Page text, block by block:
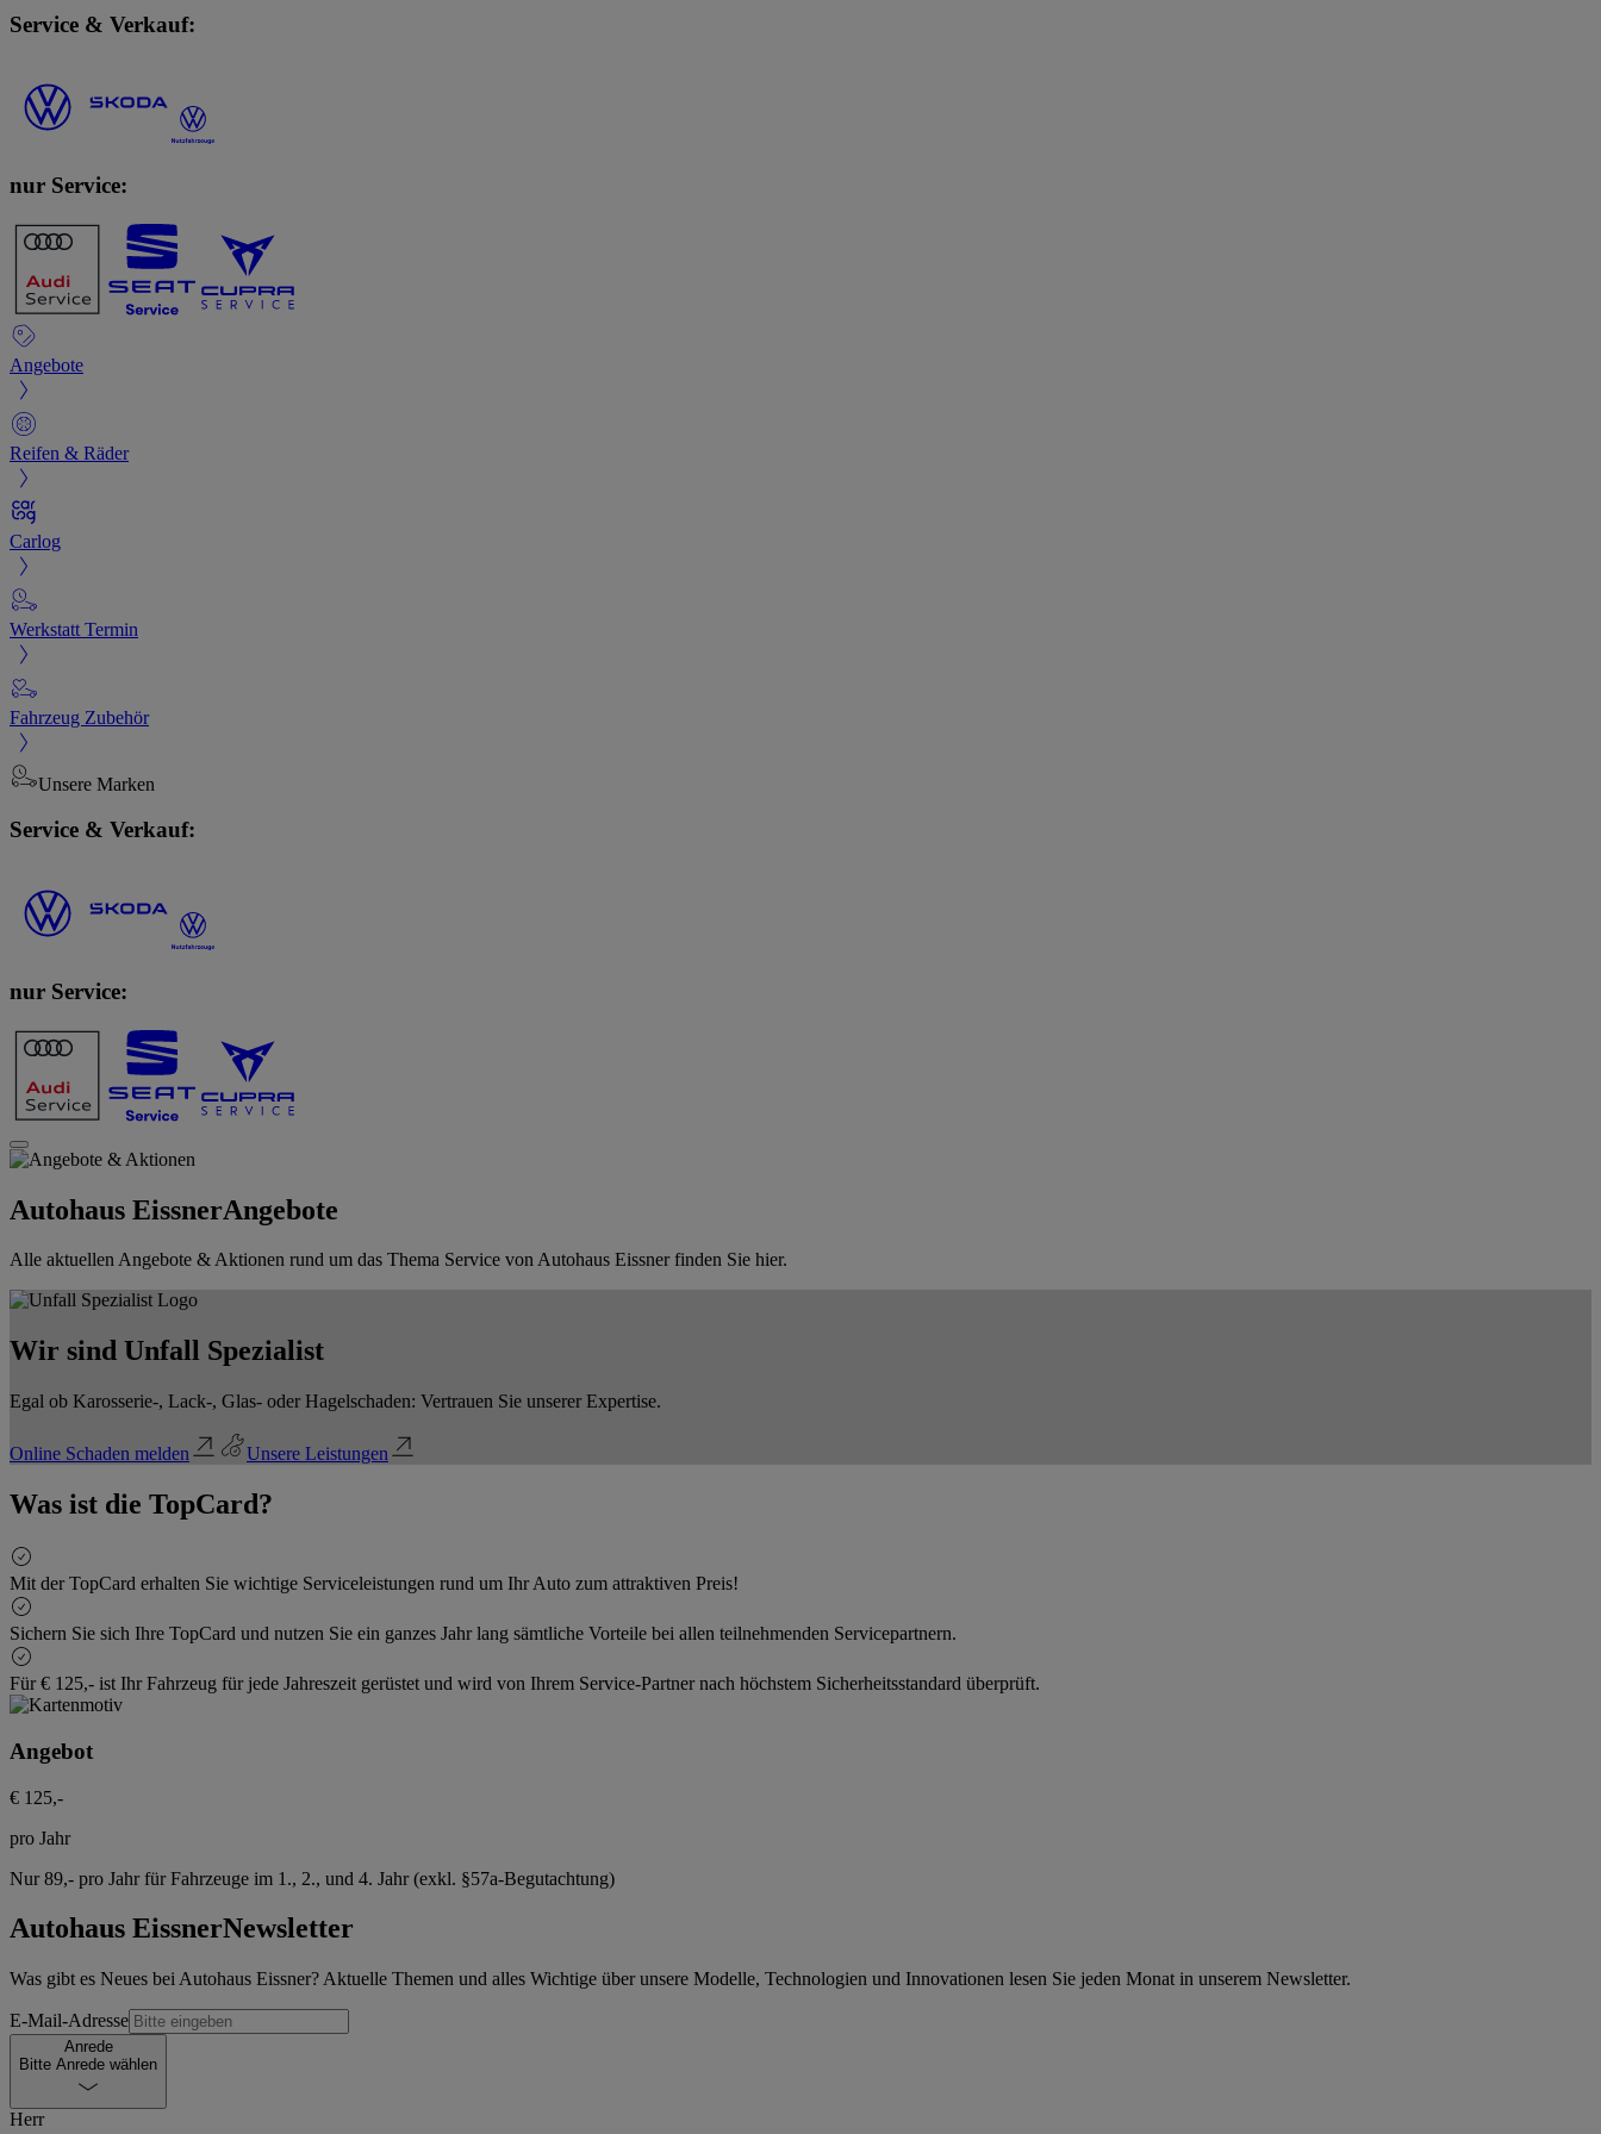
Service & Verkauf:
nur Service:
Angebote
Reifen & Räder
Carlog
Werkstatt Termin
Fahrzeug Zubehör
Unsere Marken
Service & Verkauf:
nur Service:
Autohaus EissnerAngebote
Alle aktuellen Angebote & Aktionen rund um das Thema Service von Autohaus Eissner finden Sie hier.
Wir sind Unfall Spezialist
Egal ob Karosserie-, Lack-, Glas- oder Hagelschaden: Vertrauen Sie unserer Expertise.
Online Schaden melden Unsere Leistungen
Was ist die TopCard?
Mit der TopCard erhalten Sie wichtige Serviceleistungen rund um Ihr Auto zum attraktiven Preis!
Sichern Sie sich Ihre TopCard und nutzen Sie ein ganzes Jahr lang sämtliche Vorteile bei allen teilnehmenden Servicepartnern.
Für € 125,- ist Ihr Fahrzeug für jede Jahreszeit gerüstet und wird von Ihrem Service-Partner nach höchstem Sicherheitsstandard überprüft.
Angebot
€ 125,-
pro Jahr
Nur 89,- pro Jahr für Fahrzeuge im 1., 2., und 4. Jahr (exkl. §57a-Begutachtung)
Autohaus EissnerNewsletter
Was gibt es Neues bei Autohaus Eissner? Aktuelle Themen und alles Wichtige über unsere Modelle, Technologien und Innovationen lesen Sie jeden Monat in unserem Newsletter.
E-Mail-Adresse
Anrede
Bitte Anrede wählen
Herr